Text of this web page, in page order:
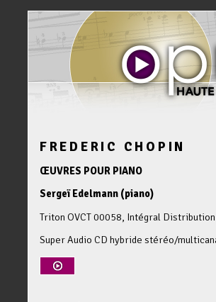
FREDERIC CHOPIN
ŒUVRES POUR PIANO
Sergeï Edelmann (piano)
Triton OVCT 00058, Intégral Distribution
Super Audio CD hybride stéréo/